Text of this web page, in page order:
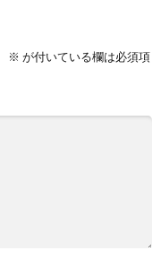
※ が付いている欄は必須項